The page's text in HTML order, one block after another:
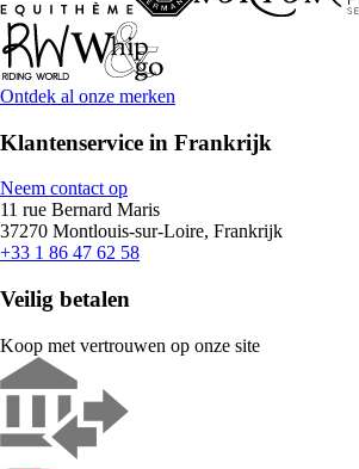
Ontdek al onze merken
Klantenservice in Frankrijk
Neem contact op
11 rue Bernard Maris
37270 Montlouis-sur-Loire, Frankrijk
+33 1 86 47 62 58
Veilig betalen
Koop met vertrouwen op onze site